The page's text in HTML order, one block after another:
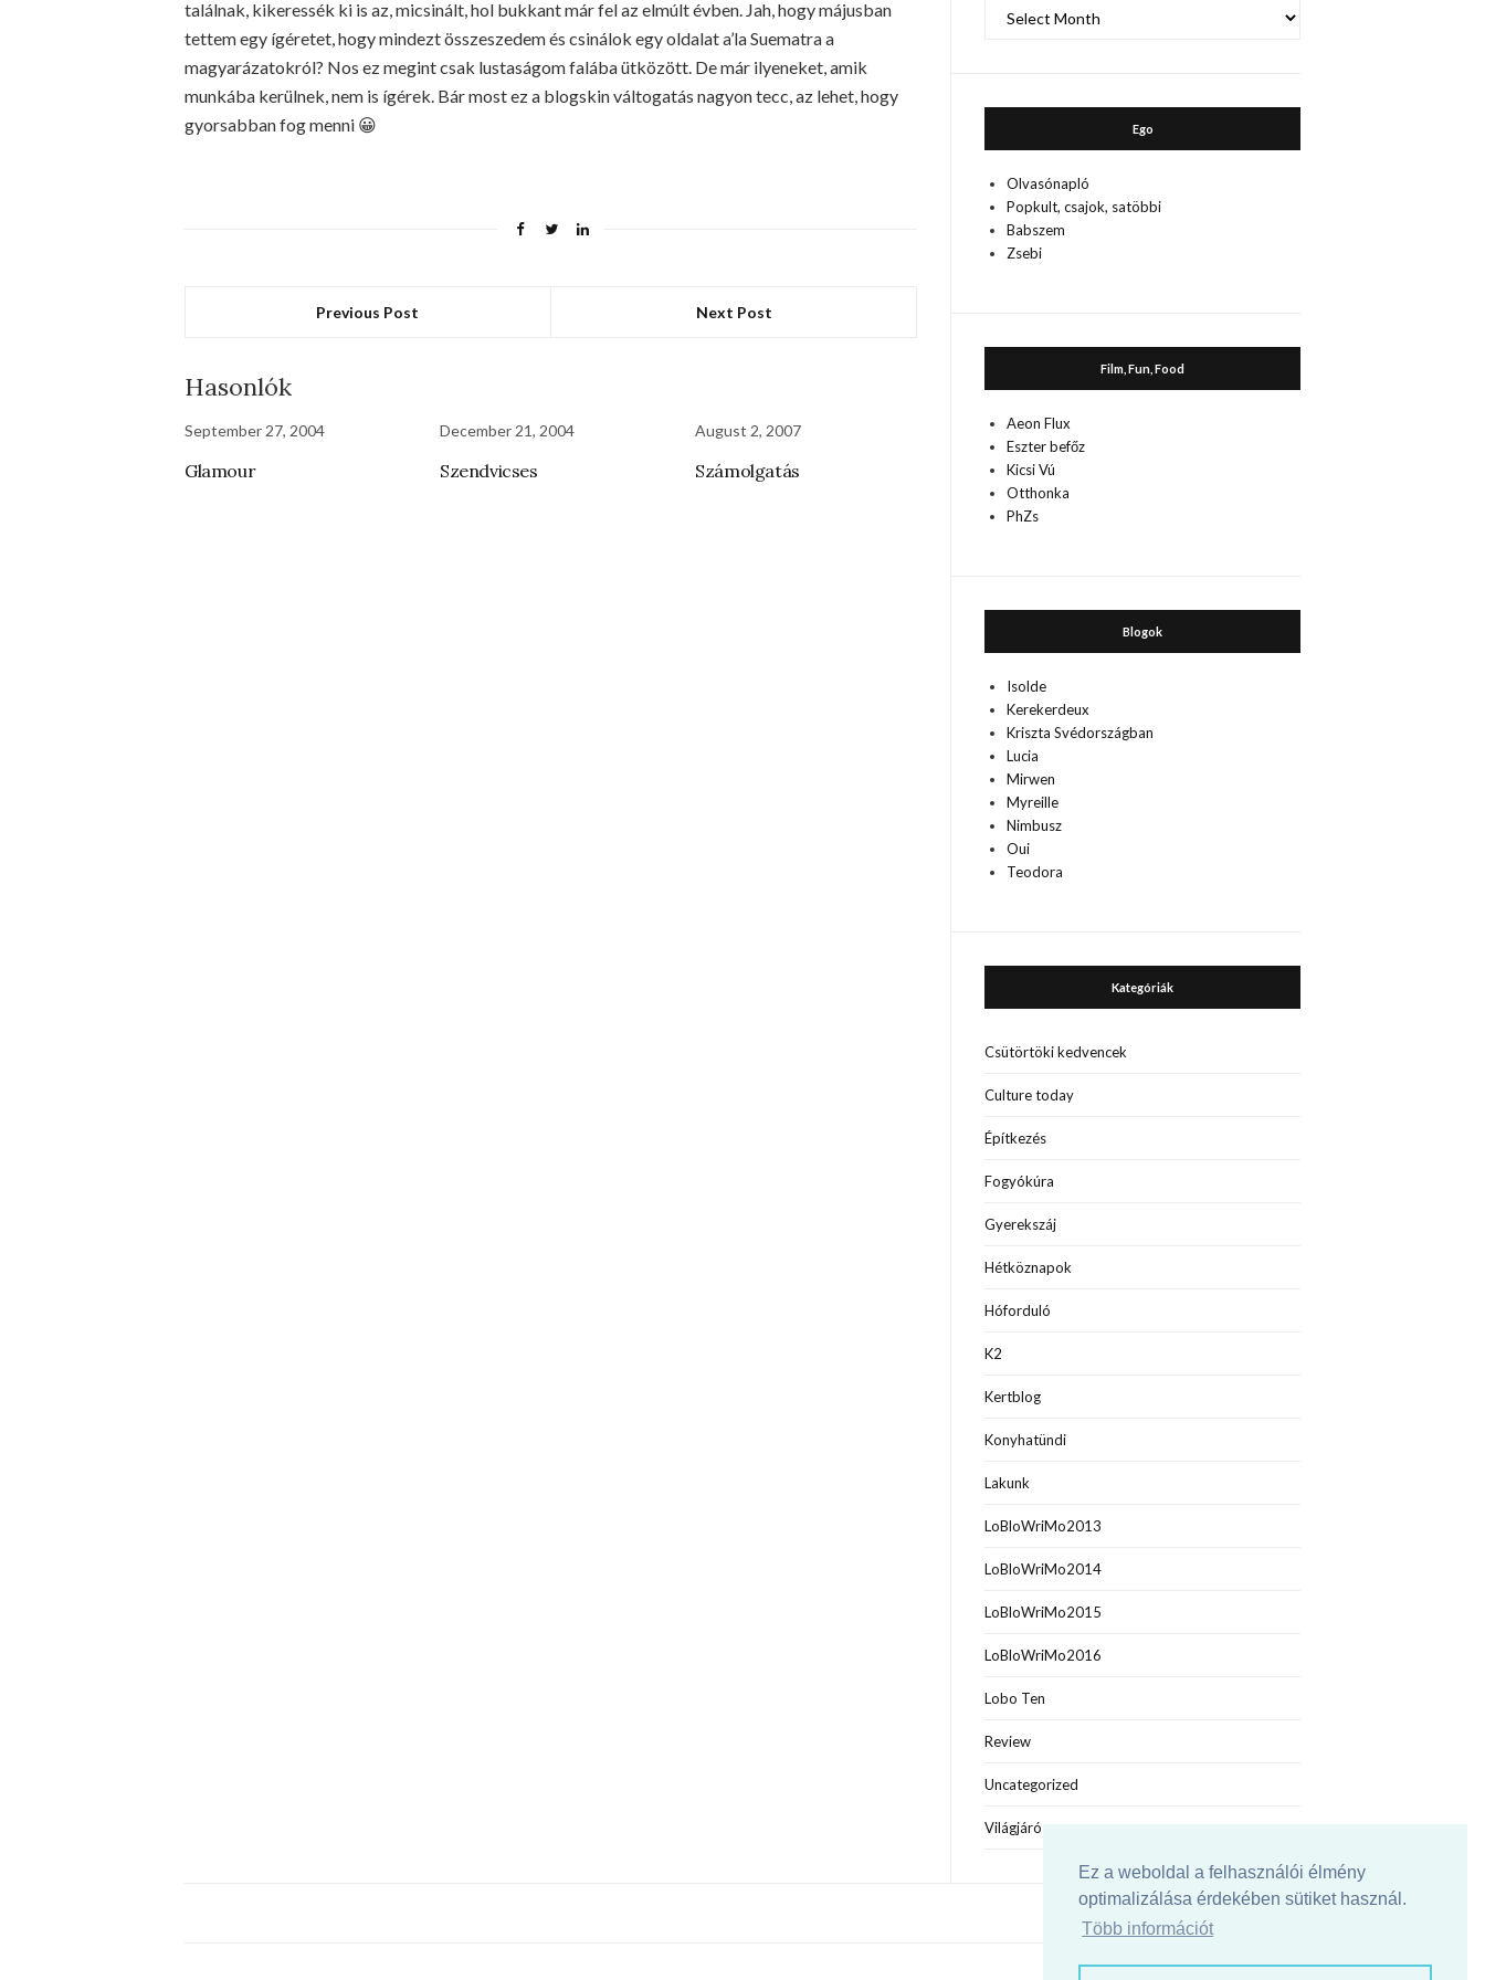
Ez a weboldal a felhasználói élmény
optimalizálása érdekében sütiket használ.
Több információt
találnak, kikeressék ki is az, micsinált, hol bukkant már fel az elmúlt évben. Jah, hogy májusban
tettem egy ígéretet, hogy mindezt összeszedem és csinálok egy oldalat a’la Suematra a
magyarázatokról? Nos ez megint csak lustaságom falába ütközött. De már ilyeneket, amik
munkába kerülnek, nem is ígérek. Bár most ez a blogskin váltogatás nagyon tecc, az lehet, hogy
gyorsabban fog menni 😀
Previous Post Next Post
Hasonlók
September 27, 2004
Glamour
December 21, 2004
Szendvicses
August 2, 2007
Számolgatás
múlt
Ego
Olvasónapló
Popkult, csajok, satöbbi
Babszem
Zsebi
Film, Fun, Food
Aeon Flux
Eszter befőz
Kicsi Vú
Otthonka
PhZs
Blogok
Isolde
Kerekerdeux
Kriszta Svédországban
Lucia
Mirwen
Myreille
Nimbusz
Oui
Teodora
Kategóriák
Csütörtöki kedvencek
Culture today
Építkezés
Fogyókúra
Gyerekszáj
Hétköznapok
Hóforduló
K2
Kertblog
Konyhatündi
Lakunk
LoBloWriMo2013
LoBloWriMo2014
LoBloWriMo2015
LoBloWriMo2016
Lobo Ten
Review
Uncategorized
Világjáró